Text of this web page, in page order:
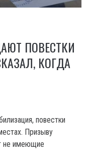
ПОВЕСТКИ
КОГДА
повестки
Призыву
не имеющие